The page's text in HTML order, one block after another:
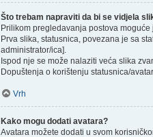
Što trebam napraviti da bi se vidjela
Prilikom pregledavanja postova
Prva slika, statusnica, povezana je sa
administrator/ica].
Ispod nje se može nalaziti veća slika
Dopuštenja o korištenju statusnica/
Vrh
Kako mogu dodati avatara?
Avatara možete dodati u svom